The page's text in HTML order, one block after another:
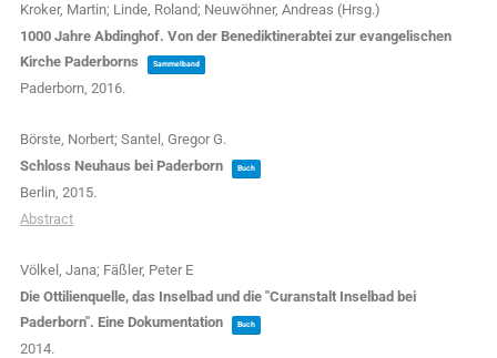
Kroker, Martin; Linde, Roland; Neuwöhner, Andreas (Hrsg.)
1000 Jahre Abdinghof. Von der Benediktinerabtei zur evangelischen
Kirche Paderborns
Sammelband
Paderborn, 2016.
Börste, Norbert; Santel, Gregor G.
Schloss Neuhaus bei Paderborn
Buch
Berlin, 2015.
Abstract
Völkel, Jana; Fäßler, Peter E
Die Ottilienquelle, das Inselbad und die "Curanstalt Inselbad bei
Paderborn". Eine Dokumentation
Buch
2014.